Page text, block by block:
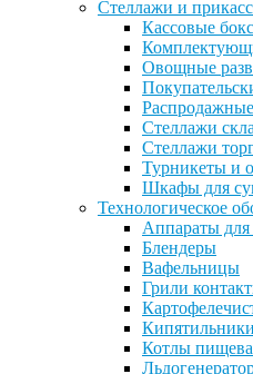
Стеллажи и
Кассовые
Овощные
Стеллажи
Стеллажи
Турникеты и
Шкафы для
Технологическое
Аппараты
Блендеры
Вафельницы
Грили
Кипятильники
Котлы